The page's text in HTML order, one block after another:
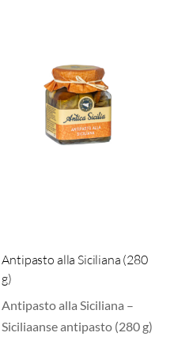
Antipasto alla Siciliana (280
g)
Antipasto alla Siciliana –
Siciliaanse antipasto (280 g)